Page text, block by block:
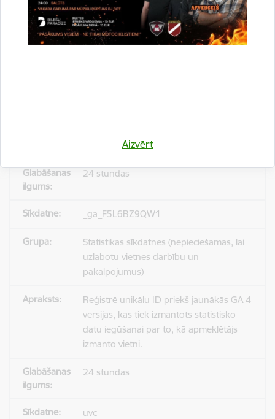
Aizvērt
_gid
apmeklētājs izmanto vietni.
24 stundas
_ga_F5L6BZ9QW1
Statistikas sīkdatnes (nepieciešamas, lai
uzlabotu vietnes darbību un
pakalpojumus)
Reģistrē unikālu ID priekš jaunākās GA 4
versijas, kas tiek izmantots statistisko
datu iegūšanai par to, kā apmeklētājs
izmanto vietni.
24 stundas
uvc